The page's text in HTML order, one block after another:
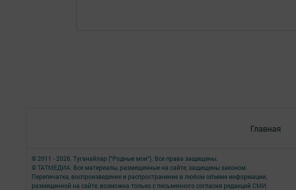
Главная
© 2011 - 2026. Туганайлар ("Родные мои"). Все права защищены.
© ТАТМЕДИА. Все материалы, размещенные на сайте, защищены законом.
Перепечатка, воспроизведение и распространение в любом объеме информации,
размещенной на сайте, возможна только с письменного согласия редакций СМИ.